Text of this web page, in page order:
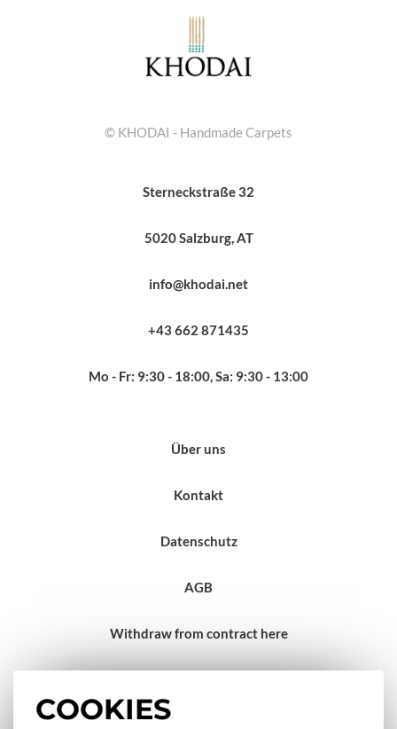
COOKIES
© KHODAI - Handmade Carpets
Sterneckstraße 32
5020 Salzburg, AT
info@khodai.net
+43 662 871435
Mo - Fr: 9:30 - 18:00, Sa: 9:30 - 13:00
Über uns
Kontakt
Datenschutz
AGB
Withdraw from contract here